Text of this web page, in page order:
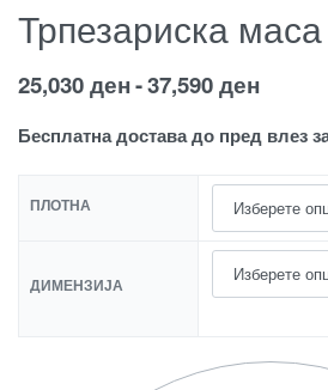
Трпезариска
25,030ден 37,590ден
Бесплатна достава до пред влез
ПЛОТНА
ДИМЕНЗИЈА